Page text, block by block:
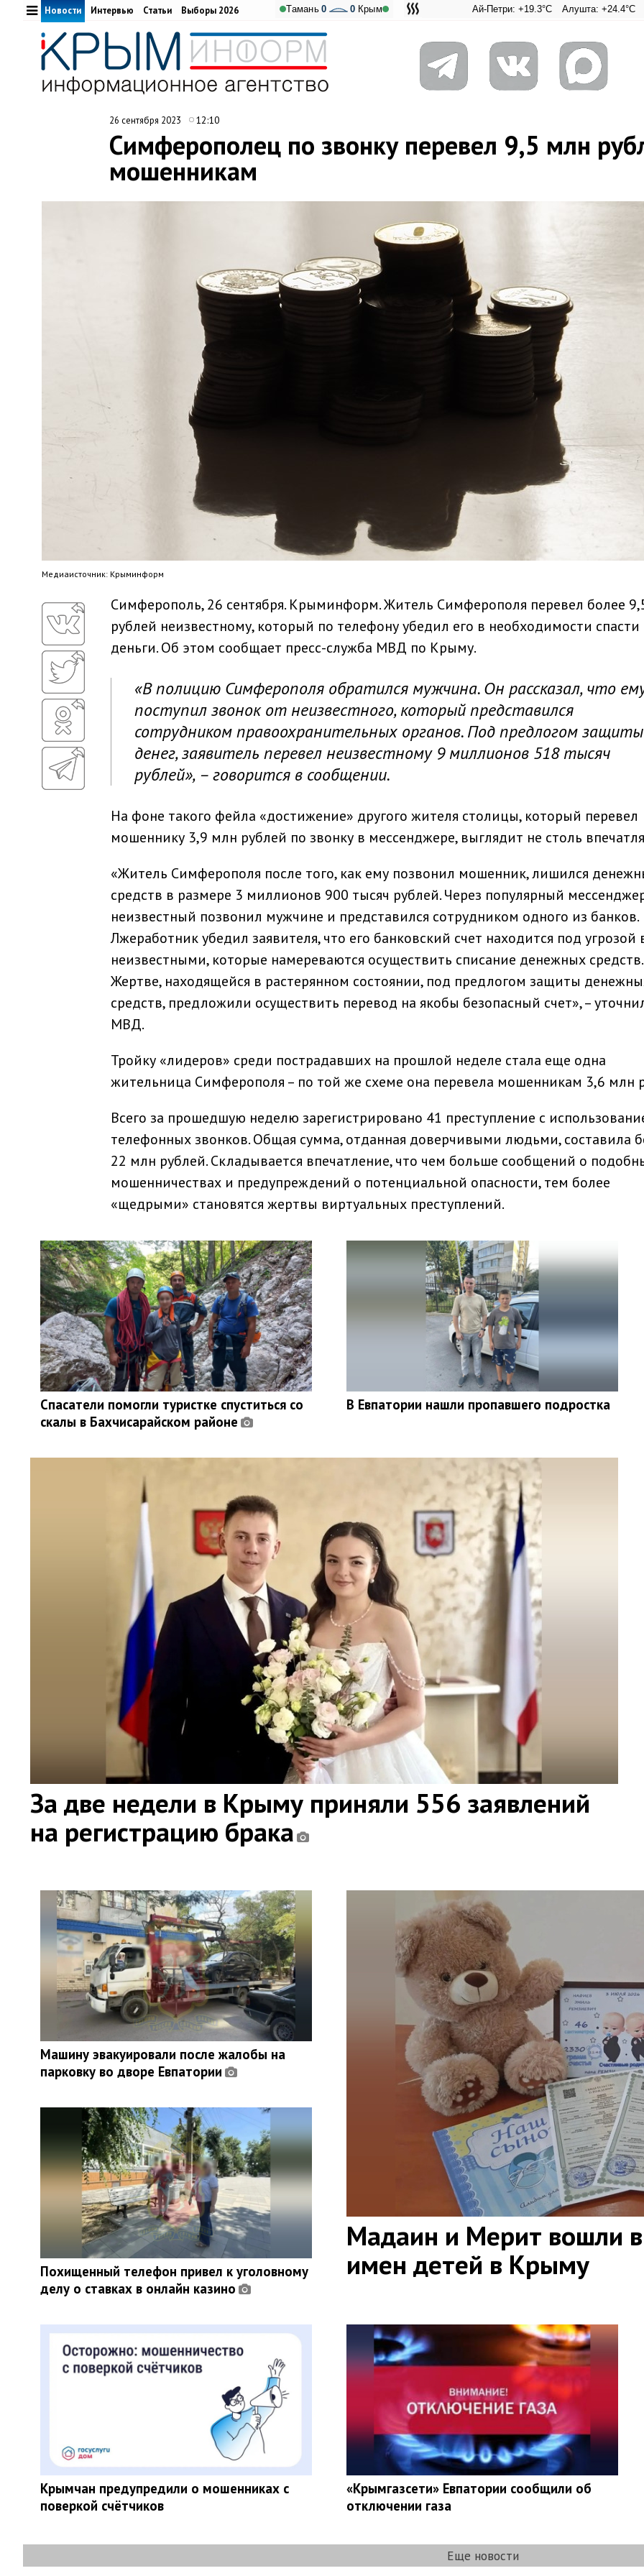
Ай-Петри: +19.3°C Алушта: +24.4°C Ангарский
Тамань 0 0 Крым
Новости Интервью Статьи Выборы 2026
26 сентября 2023 12:10
Симферополец по звонку перевел 9,5 млн
мошенникам
Медиaисточник: Крыминформ
Симферополь, 26 сентября. Крыминформ. Житель Симферополя перевел более
рублей неизвестному, который по телефону убедил его в необходимости спасти
деньги. Об этом сообщает пресс-служба МВД по Крыму.
«В полицию Симферополя обратился мужчина. Он рассказал, что
поступил звонок от неизвестного, который представился
сотрудником правоохранительных органов. Под предлогом защиты
денег, заявитель перевел неизвестному 9 миллионов 518 тысяч
рублей», – говорится в сообщении.
На фоне такого фейла «достижение» другого жителя столицы, который перевел
мошеннику 3,9 млн рублей по звонку в мессенджере, выглядит не столь
«Житель Симферополя после того, как ему позвонил мошенник, лишился
средств в размере 3 миллионов 900 тысяч рублей. Через популярный
неизвестный позвонил мужчине и представился сотрудником одного из банков.
Лжеработник убедил заявителя, что его банковский счет находится под угрозой
неизвестными, которые намереваются осуществить списание денежных средств.
Жертве, находящейся в растерянном состоянии, под предлогом защиты
средств, предложили осуществить перевод на якобы безопасный счет», –
МВД.
Тройку «лидеров» среди пострадавших на прошлой неделе стала еще одна
жительница Симферополя – по той же схеме она перевела мошенникам 3,6 млн
Всего за прошедшую неделю зарегистрировано 41 преступление с
телефонных звонков. Общая сумма, отданная доверчивыми людьми, составила
22 млн рублей. Складывается впечатление, что чем больше сообщений о
мошенничествах и предупреждений о потенциальной опасности, тем более
«щедрыми» становятся жертвы виртуальных преступлений.
Спасатели помогли туристке спуститься со
скалы в Бахчисарайском районе
В Евпатории нашли пропавшего подростка
За две недели в Крыму приняли 556 заявлений
на регистрацию брака
Мадаин и Мерит вошли
имен детей в Крыму
Машину эвакуировали после жалобы на
парковку во дворе Евпатории
Похищенный телефон привел к уголовному
делу о ставках в онлайн казино
Крымчан предупредили о мошенниках с
поверкой счётчиков
«Крымгазсети» Евпатории сообщили об
отключении газа
Еще новости